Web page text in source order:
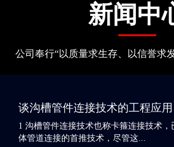
新闻中
公司奉行“以质量求生存、以信誉求
谈沟槽管件连接技术的工程应用
1 沟槽管件连接技术也称卡箍连接技术
体管道连接的首推技术，尽管这...